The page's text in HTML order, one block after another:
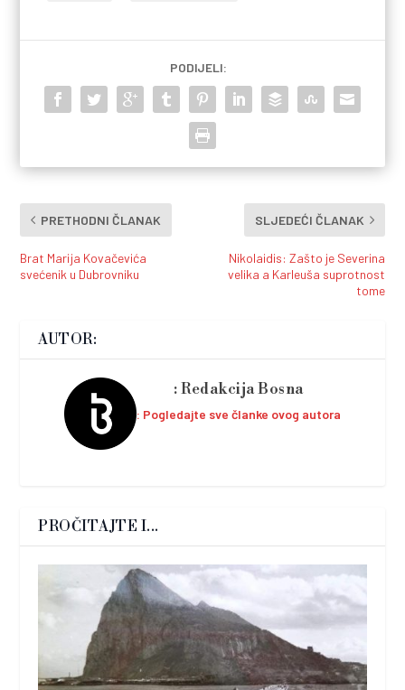
PODIJELI:
PRETHODNI ČLANAK
Brat Marija Kovačevića
svećenik u Dubrovniku
SLJEDEĆI ČLANAK
Nikolaidis: Zašto je Severina
velika a Karleuša suprotnost
tome
AUTOR:
Redakcija Bosna
Pogledajte sve članke ovog autora
PROČITAJTE I...